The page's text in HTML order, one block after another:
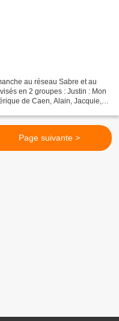
au réseau Sabre et au
en 2 groupes : Justin : Mon
de Caen, Alain, Jacquie,
Page suivante >